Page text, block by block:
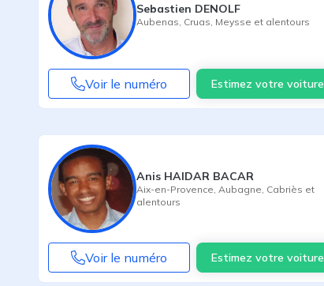
Sebastien DENOLF
Aubenas Cruas Meysse et alentours
Voir le numéro Estimez votre voiture
Anis HAIDAR BACAR
Aix-en-Provence Aubagne Cabriès et
alentours
Voir le numéro Estimez votre voiture